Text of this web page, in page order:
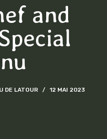
and
DE LATOUR 12 MAI 2023